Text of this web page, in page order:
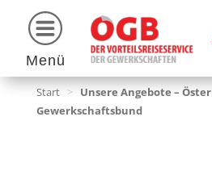
Menü
Start > Unsere Angebote –
Gewerkschaftsbund